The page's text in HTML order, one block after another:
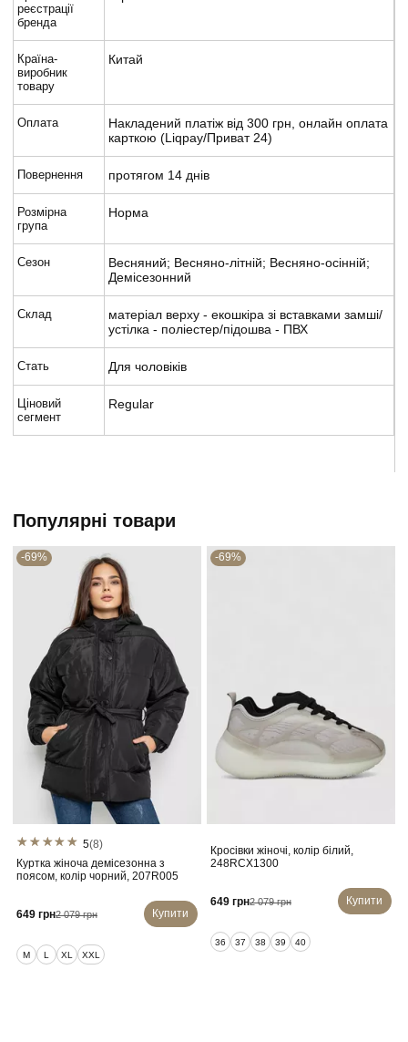
реєстрації
бренда
Країна-
виробник
товару
Китай
Оплата
Накладений платіж від 300 грн, онлайн оплата
карткою (Liqpay/Приват 24)
Повернення протягом 14 днів
Розмірна
група
Норма
Сезон
Весняний; Весняно-літній; Весняно-осінній;
Демісезонний
Склад
матеріал верху - екошкіра зі вставками замші/
устілка - поліестер/підошва - ПВХ
Стать Для чоловіків
Ціновий
сегмент
Regular
Популярні товари
-69%
5(8)
Куртка жіноча демісезонна з
поясом, колір чорний, 207R005
649 грн2 079 грн Купити
M L XL XXL
-69%
Кросівки жіночі, колір білий,
248RCX1300
649 грн2 079 грн Купити
36 37 38 39 40